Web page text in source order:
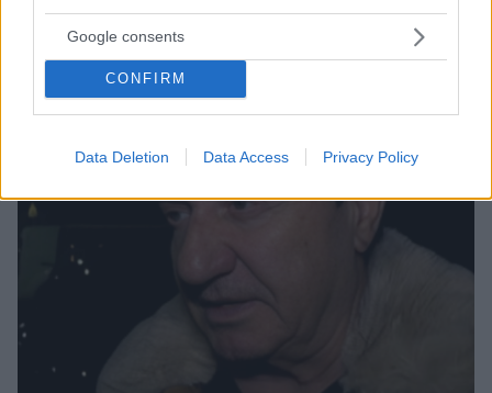
Google consents
CONFIRM
Data Deletion Data Access Privacy Policy